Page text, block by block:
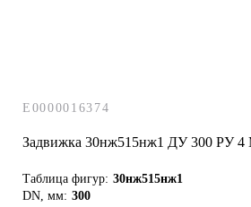
E0000016374
Задвижка 30нж515нж1 ДУ 300 РУ
Таблица фигур: 30нж515нж1
DN, мм: 300